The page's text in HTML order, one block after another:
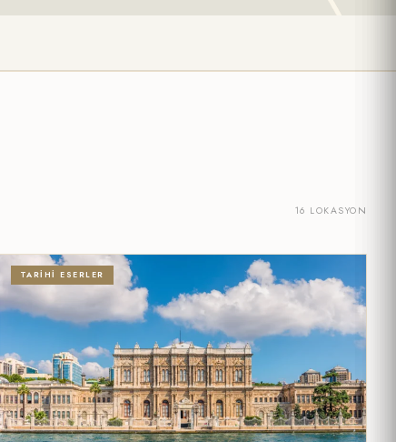
16 LOKASYON
TARIHI ESERLER